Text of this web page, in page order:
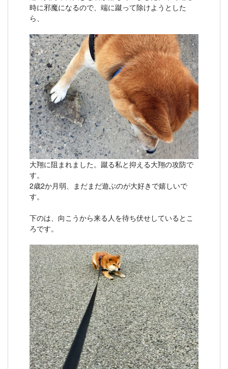
時に邪魔になるので、端に蹴って除けようとした
ら、
大翔に阻まれました。蹴る私と抑える大翔の攻防で
す。
2歳2か月弱、まだまだ遊ぶのが大好きで嬉しいで
す。
下のは、向こうから来る人を待ち伏せしているとこ
ろです。